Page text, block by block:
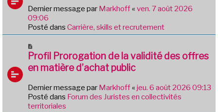
a
g
e
v
e
a
u
e
s
s
g
e
Dernier message par Markhoff« ven. 7 août 2026
09:06
Posté dans Carrière, skills et recrutement
o
u
v
a
u
m
Profil Prorogation de la validité des offres
en matière d’achat public
Dernier message par Markhoff« jeu. 6 août 2026 09:13
Posté dans Forum des Juristes en collectivités
territoriales